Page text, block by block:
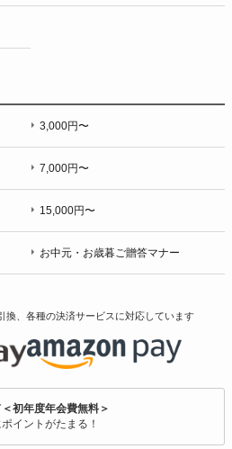
3,000円〜
7,000円〜
15,000円〜
お中元・お歳暮ご贈答マナー
換、各種の決済サービスに対応しています
初年度年会費無料＞
イントがたまる！